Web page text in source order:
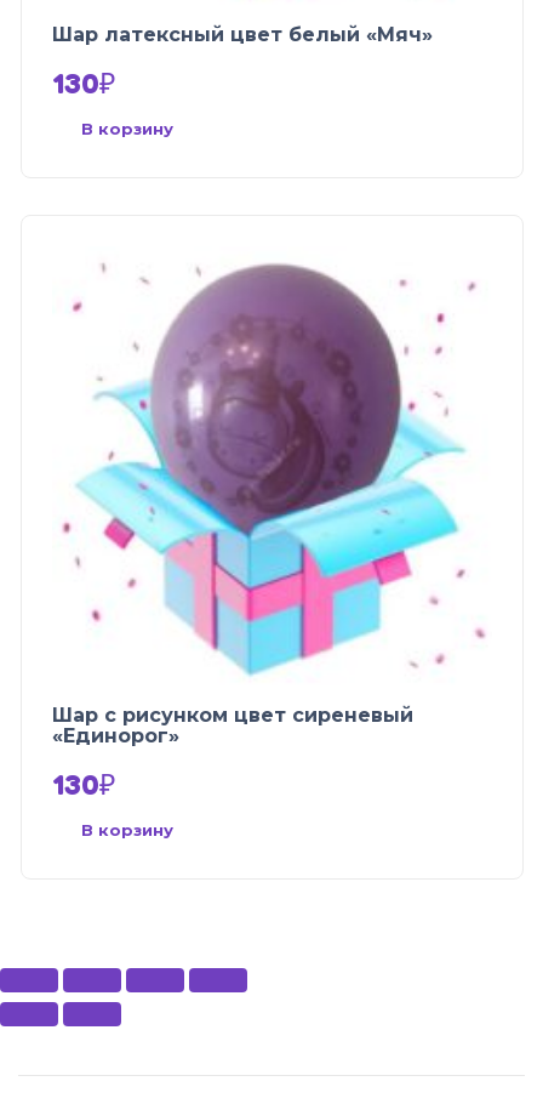
Шар латексный цвет белый «Мяч»
130₽
В корзину
Шар с рисунком цвет сиреневый
«Единорог»
130₽
В корзину